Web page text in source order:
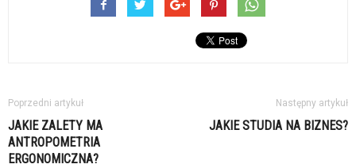
Poprzedni artykuł
JAKIE ZALETY MA
ANTROPOMETRIA
ERGONOMICZNA?
Następny artykuł
JAKIE STUDIA NA BIZNES?